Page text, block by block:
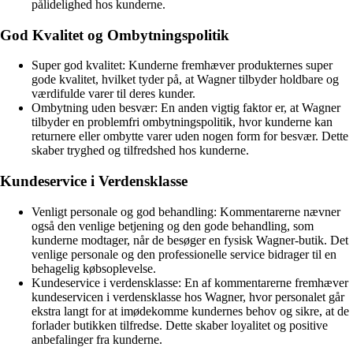
pålidelighed hos kunderne.
God Kvalitet og Ombytningspolitik
Super god kvalitet: Kunderne fremhæver produkternes super
gode kvalitet, hvilket tyder på, at Wagner tilbyder holdbare og
værdifulde varer til deres kunder.
Ombytning uden besvær: En anden vigtig faktor er, at Wagner
tilbyder en problemfri ombytningspolitik, hvor kunderne kan
returnere eller ombytte varer uden nogen form for besvær. Dette
skaber tryghed og tilfredshed hos kunderne.
Kundeservice i Verdensklasse
Venligt personale og god behandling: Kommentarerne nævner
også den venlige betjening og den gode behandling, som
kunderne modtager, når de besøger en fysisk Wagner-butik. Det
venlige personale og den professionelle service bidrager til en
behagelig købsoplevelse.
Kundeservice i verdensklasse: En af kommentarerne fremhæver
kundeservicen i verdensklasse hos Wagner, hvor personalet går
ekstra langt for at imødekomme kundernes behov og sikre, at de
forlader butikken tilfredse. Dette skaber loyalitet og positive
anbefalinger fra kunderne.